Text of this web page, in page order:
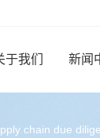
于我们 新闻
chain due